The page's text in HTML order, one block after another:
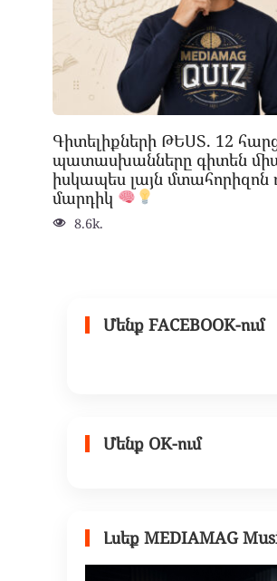
Գիտելիքների ԹԵՍՏ. 12
պատասխանները գիտեն
իսկապես լայն մտահորիզոն
մարդիկ
8.6k.
Մենք FACEBOOK-ում
Մենք OK-ում
Լսեք MEDIAMAG